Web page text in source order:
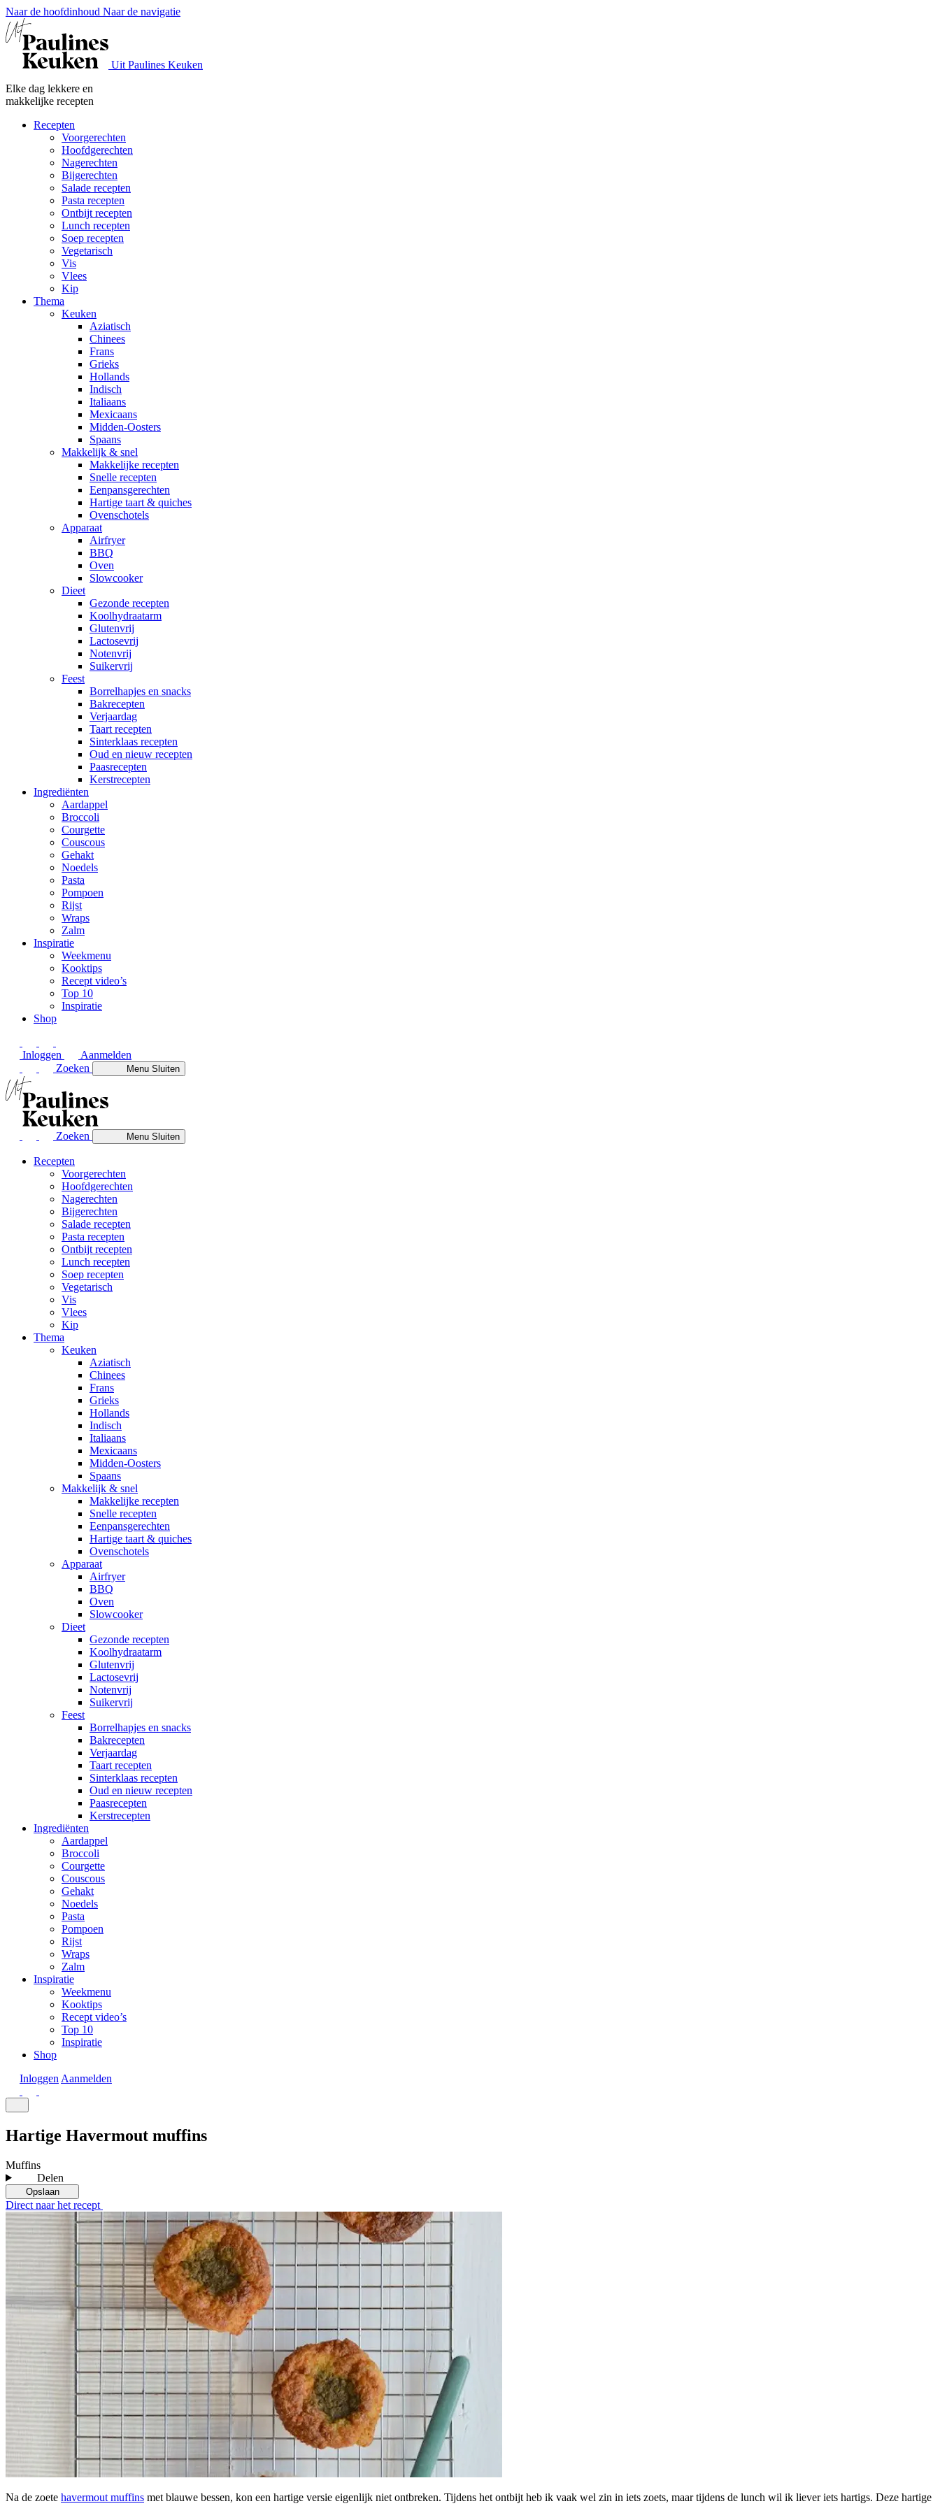
Naar de hoofdinhoud Naar de navigatie
Uit Paulines Keuken
Elke dag lekkere en
makkelijke recepten
Recepten
Voorgerechten
Hoofdgerechten
Nagerechten
Bijgerechten
Salade recepten
Pasta recepten
Ontbijt recepten
Lunch recepten
Soep recepten
Vegetarisch
Vis
Vlees
Kip
Thema
Keuken
Aziatisch
Chinees
Frans
Grieks
Hollands
Indisch
Italiaans
Mexicaans
Midden-Oosters
Spaans
Makkelijk & snel
Makkelijke recepten
Snelle recepten
Eenpansgerechten
Hartige taart & quiches
Ovenschotels
Apparaat
Airfryer
BBQ
Oven
Slowcooker
Dieet
Gezonde recepten
Koolhydraatarm
Glutenvrij
Lactosevrij
Notenvrij
Suikervrij
Feest
Borrelhapjes en snacks
Bakrecepten
Verjaardag
Taart recepten
Sinterklaas recepten
Oud en nieuw recepten
Paasrecepten
Kerstrecepten
Ingrediënten
Aardappel
Broccoli
Courgette
Couscous
Gehakt
Noedels
Pasta
Pompoen
Rijst
Wraps
Zalm
Inspiratie
Weekmenu
Kooktips
Recept video’s
Top 10
Inspiratie
Shop
Inloggen
Aanmelden
Zoeken
MenuSluiten
Zoeken MenuSluiten
Recepten
Voorgerechten
Hoofdgerechten
Nagerechten
Bijgerechten
Salade recepten
Pasta recepten
Ontbijt recepten
Lunch recepten
Soep recepten
Vegetarisch
Vis
Vlees
Kip
Thema
Keuken
Aziatisch
Chinees
Frans
Grieks
Hollands
Indisch
Italiaans
Mexicaans
Midden-Oosters
Spaans
Makkelijk & snel
Makkelijke recepten
Snelle recepten
Eenpansgerechten
Hartige taart & quiches
Ovenschotels
Apparaat
Airfryer
BBQ
Oven
Slowcooker
Dieet
Gezonde recepten
Koolhydraatarm
Glutenvrij
Lactosevrij
Notenvrij
Suikervrij
Feest
Borrelhapjes en snacks
Bakrecepten
Verjaardag
Taart recepten
Sinterklaas recepten
Oud en nieuw recepten
Paasrecepten
Kerstrecepten
Ingrediënten
Aardappel
Broccoli
Courgette
Couscous
Gehakt
Noedels
Pasta
Pompoen
Rijst
Wraps
Zalm
Inspiratie
Weekmenu
Kooktips
Recept video’s
Top 10
Inspiratie
Shop
Inloggen Aanmelden
Hartige Havermout muffins
Muffins
Delen
Opslaan
Direct naar het recept
Na de zoete havermout muffins met blauwe bessen, kon een hartige versie eigenlijk niet ontbreken. Tijdens het ontbijt heb ik vaak wel zin in iets zoets, maar tijdens de lunch wil ik liever iets hartigs. Deze hartige